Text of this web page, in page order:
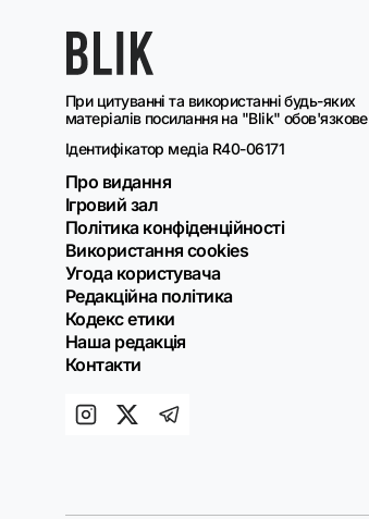
При цитуванні та використанні будь-яких
матеріалів посилання на "Blik" обов'язкове
Ідентифікатор медіа R40-06171
Про видання
Ігровий зал
Політика конфіденційності
Використання cookies
Угода користувача
Редакційна політика
Кодекс етики
Наша редакція
Контакти